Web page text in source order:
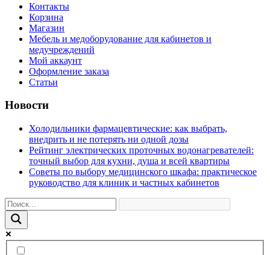
Контакты
Корзина
Магазин
Мебель и медоборудование для кабинетов и
медучреждений
Мой аккаунт
Оформление заказа
Статьи
Новости
Холодильники фармацевтические: как выбрать,
внедрить и не потерять ни одной дозы
Рейтинг электрических проточных водонагревателей:
точный выбор для кухни, душа и всей квартиры
Советы по выбору медицинского шкафа: практическое
руководство для клиник и частных кабинетов